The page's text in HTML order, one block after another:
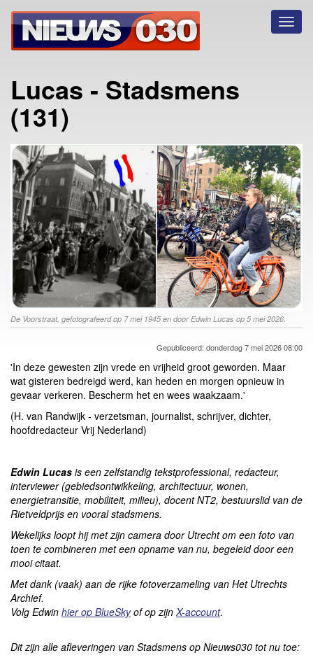
Lucas - Stadsmens
(131)
De Voorstraat, gefotografeerd op 7 mei 1945 en door Edwin Lucas op 5 mei 2026.
Gepubliceerd: donderdag 7 mei 2026 08:00
'In deze gewesten zijn vrede en vrijheid groot geworden. Maar
wat gisteren bedreigd werd, kan heden en morgen opnieuw in
gevaar verkeren. Bescherm het en wees waakzaam.'
(H. van Randwijk - verzetsman, journalist, schrijver, dichter,
hoofdredacteur Vrij Nederland)
Edwin Lucas is een zelfstandig tekstprofessional, redacteur,
interviewer (gebiedsontwikkeling, architectuur, wonen,
energietransitie, mobiliteit, milieu), docent NT2, bestuurslid van de
Rietveldprijs en vooral stadsmens.
Wekelijks loopt hij met zijn camera door Utrecht om een foto van
toen te combineren met een opname van nu, begeleid door een
mooi citaat.
Met dank (vaak) aan de rijke fotoverzameling van Het Utrechts
Archief.
Volg Edwin hier op BlueSkyof op zijn X-account.
Dit zijn alle afleveringen van Stadsmens op Nieuws030 tot nu toe: